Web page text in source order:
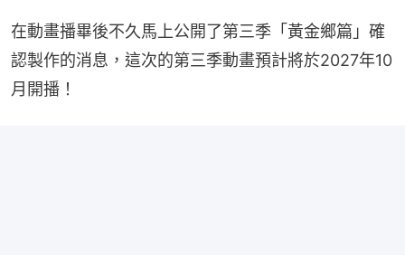
在動畫播畢後不久馬上公開了第三季「黃金鄉篇」確
認製作的消息，這次的第三季動畫預計將於2027年10
月開播！